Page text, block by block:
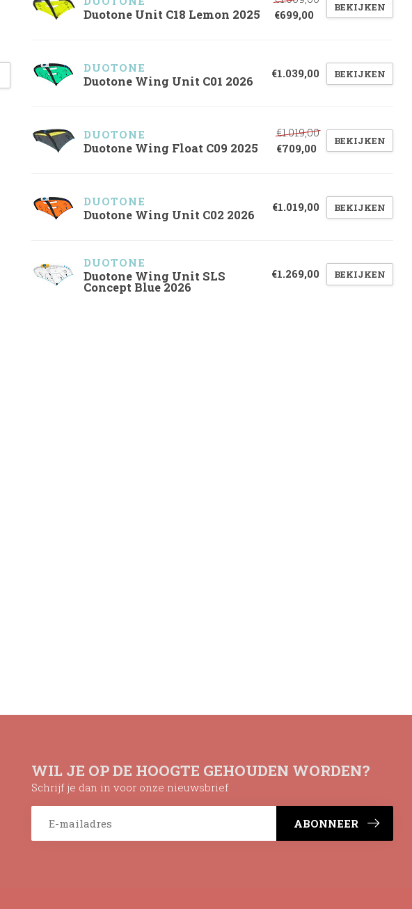
Duotone Unit C18 Lemon 2025
€699,00
BEKIJKEN
DUOTONE
Duotone Wing Unit C01 2026
€1.039,00 BEKIJKEN
DUOTONE
Duotone Wing Float C09 2025
€1.019,00
€709,00
BEKIJKEN
DUOTONE
Duotone Wing Unit C02 2026
€1.019,00 BEKIJKEN
DUOTONE
Duotone Wing Unit SLS
Concept Blue 2026
€1.269,00 BEKIJKEN
WIL JE OP DE HOOGTE GEHOUDEN WORDEN?
Schrijf je dan in voor onze nieuwsbrief
ABONNEER